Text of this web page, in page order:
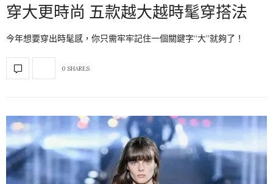
穿大更時尚 五款越大越時髦穿搭法
今年想要穿出時髦感，你只需牢牢記住一個關鍵字“大”就夠了！
0 SHARES